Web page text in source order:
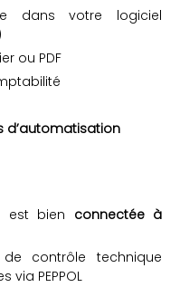
dans votre logiciel
ou PDF
d’automatisation
est bien connectée à
contrôle technique
via PEPPOL